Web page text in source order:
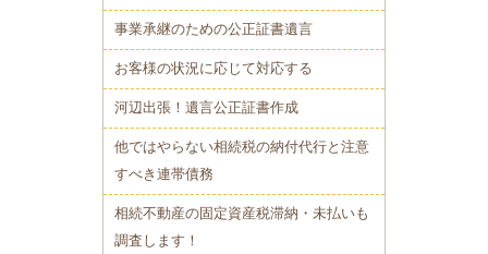
事業承継のための公正証書遺言
お客様の状況に応じて対応する
河辺出張！遺言公正証書作成
他ではやらない相続税の納付代行と注意
すべき連帯債務
相続不動産の固定資産税滞納・未払いも
調査します！